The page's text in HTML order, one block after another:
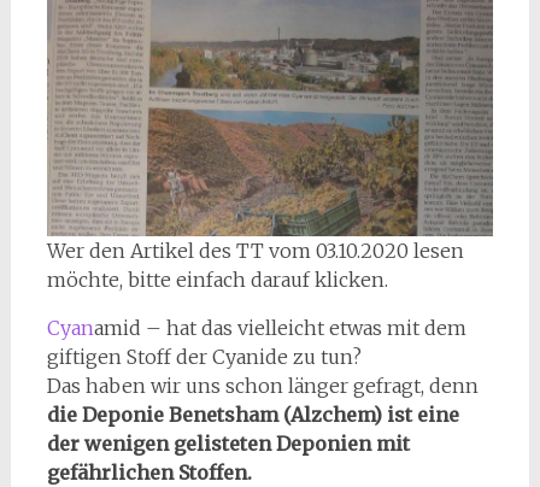
Wer den Artikel des TT vom 03.10.2020 lesen
möchte, bitte einfach darauf klicken.
Cyanamid – hat das vielleicht etwas mit dem
giftigen Stoff der Cyanide zu tun?
Das haben wir uns schon länger gefragt, denn
die Deponie Benetsham (Alzchem) ist eine
der wenigen gelisteten Deponien mit
gefährlichen Stoffen.